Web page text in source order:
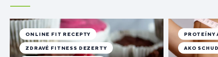
ONLINE FIT RECEPTY
ZDRAVÉ FITNESS DEZERTY
PROTEÍNY
AKO